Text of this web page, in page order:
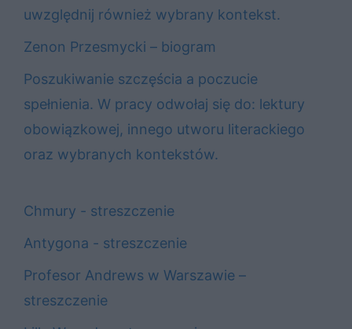
uwzględnij również wybrany kontekst.
Zenon Przesmycki – biogram
Poszukiwanie szczęścia a poczucie
spełnienia. W pracy odwołaj się do: lektury
obowiązkowej, innego utworu literackiego
oraz wybranych kontekstów.
Chmury - streszczenie
Antygona - streszczenie
Profesor Andrews w Warszawie –
streszczenie